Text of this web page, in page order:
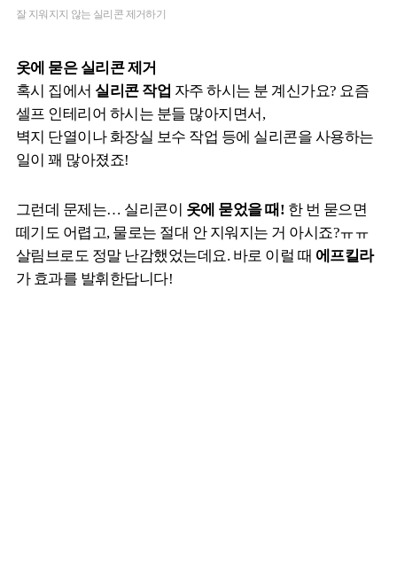
잘 지워지지 않는 실리콘 제거하기
옷에 묻은 실리콘 제거
혹시 집에서 실리콘 작업 자주 하시는 분 계신가요? 요즘
셀프 인테리어 하시는 분들 많아지면서,
벽지 단열이나 화장실 보수 작업 등에 실리콘을 사용하는
일이 꽤 많아졌죠!
그런데 문제는… 실리콘이 옷에 묻었을 때! 한 번 묻으면
떼기도 어렵고, 물로는 절대 안 지워지는 거 아시죠?ㅠㅠ
살림브로도 정말 난감했었는데요. 바로 이럴 때 에프킬라
가 효과를 발휘한답니다!